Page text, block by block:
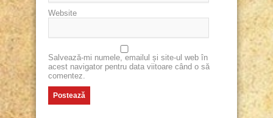
Website
Salvează-mi numele, emailul și site-ul web în
acest navigator pentru data viitoare când o să
comentez.